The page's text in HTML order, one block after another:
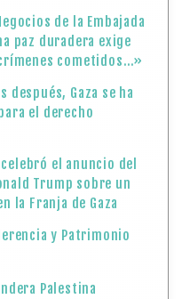
de la Embajada
paz duradera exige
cometidos…»
Gaza se ha
el derecho
el anuncio del
Trump sobre un
la Franja de Gaza
y Patrimonio
Palestina